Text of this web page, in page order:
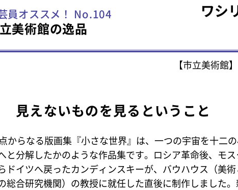
員オススメ！ No.104
美術館の逸品
ワシ
【市立美術館
見えないものを見るということ
からなる版画集『小さな世界』は、一つの宇宙を十二
と分解したかのような作品集です。ロシア革命後、モス
ドイツへ戻ったカンディンスキーが、バウハウス（美術
総合研究機関）の教授に就任した直後に制作しました